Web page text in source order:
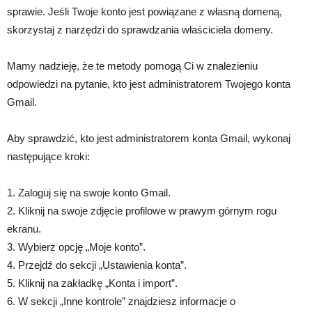
sprawie. Jeśli Twoje konto jest powiązane z własną domeną,
skorzystaj z narzędzi do sprawdzania właściciela domeny.
Mamy nadzieję, że te metody pomogą Ci w znalezieniu
odpowiedzi na pytanie, kto jest administratorem Twojego konta
Gmail.
Aby sprawdzić, kto jest administratorem konta Gmail, wykonaj
następujące kroki:
1. Zaloguj się na swoje konto Gmail.
2. Kliknij na swoje zdjęcie profilowe w prawym górnym rogu
ekranu.
3. Wybierz opcję „Moje konto”.
4. Przejdź do sekcji „Ustawienia konta”.
5. Kliknij na zakładkę „Konta i import”.
6. W sekcji „Inne kontrole” znajdziesz informacje o